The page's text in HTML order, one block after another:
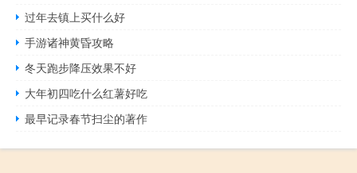
过年去镇上买什么好
手游诸神黄昏攻略
冬天跑步降压效果不好
大年初四吃什么红薯好吃
最早记录春节扫尘的著作